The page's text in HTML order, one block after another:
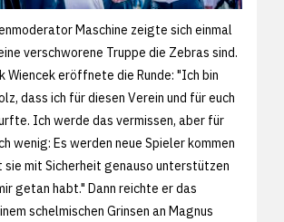
Maschine zeigte sich einmal
verschworene Truppe die Zebras sind.
Wiencek eröffnete die Runde: "Ich bin
dass ich für diesen Verein und für euch
Ich werde das vermissen, aber für
wenig: Es werden neue Spieler kommen
sie mit Sicherheit genauso unterstützen
getan habt." Dann reichte er das
schelmischen Grinsen an Magnus